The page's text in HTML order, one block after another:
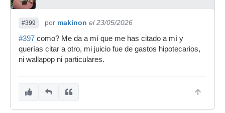
#399 por makinon el 23/05/2026
#397 como? Me da a mí que me has citado a mí y
querías citar a otro, mi juicio fue de gastos hipotecarios,
ni wallapop ni particulares.